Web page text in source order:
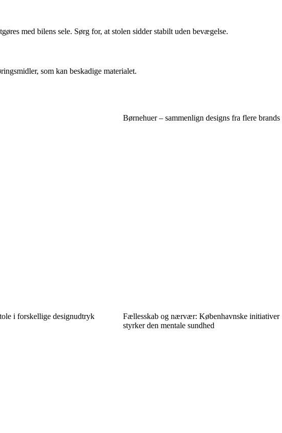
med bilens sele. Sørg for, at stolen sidder stabilt uden bevægelse.
som kan beskadige materialet.
Børnehuer – sammenlign designs fra flere brands
i forskellige designudtryk
Fællesskab og nærvær: Københavnske initiativer
styrker den mentale sundhed